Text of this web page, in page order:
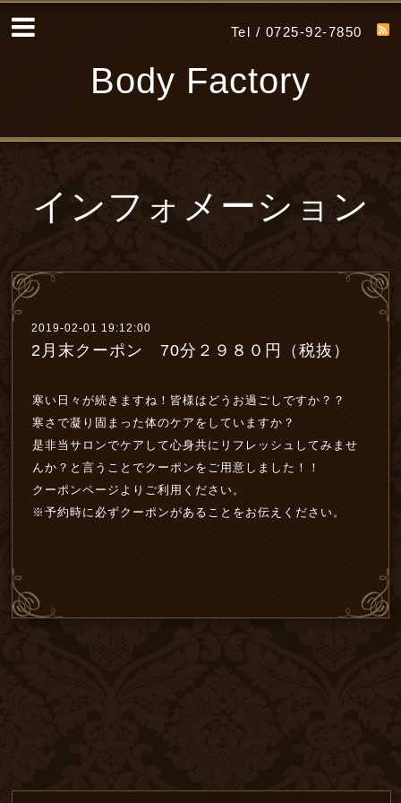
Tel / 0725-92-7850
Body Factory
インフォメーション
2019-02-01 19:12:00
2月末クーポン 70分２９８０円（税抜）
寒い日々が続きますね！皆様はどうお過ごしですか？？
寒さで凝り固まった体のケアをしていますか？
是非当サロンでケアして心身共にリフレッシュしてみませ
んか？と言うことでクーポンをご用意しました！！
クーポンページよりご利用ください。
※予約時に必ずクーポンがあることをお伝えください。